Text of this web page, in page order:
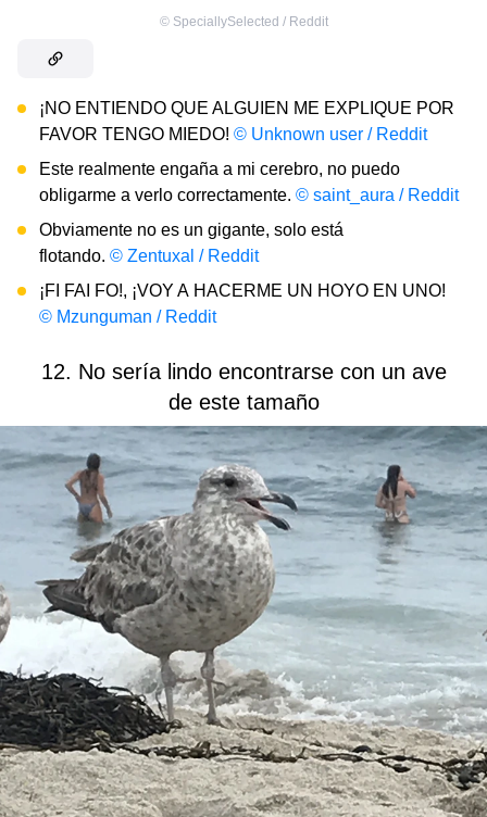
© SpeciallySelected / Reddit
¡NO ENTIENDO QUE ALGUIEN ME EXPLIQUE POR
FAVOR TENGO MIEDO! © Unknown user / Reddit
Este realmente engaña a mi cerebro, no puedo
obligarme a verlo correctamente. © saint_aura / Reddit
Obviamente no es un gigante, solo está
flotando. © Zentuxal / Reddit
¡FI FAI FO!, ¡VOY A HACERME UN HOYO EN UNO!
© Mzunguman / Reddit
12. No sería lindo encontrarse con un ave
de este tamaño